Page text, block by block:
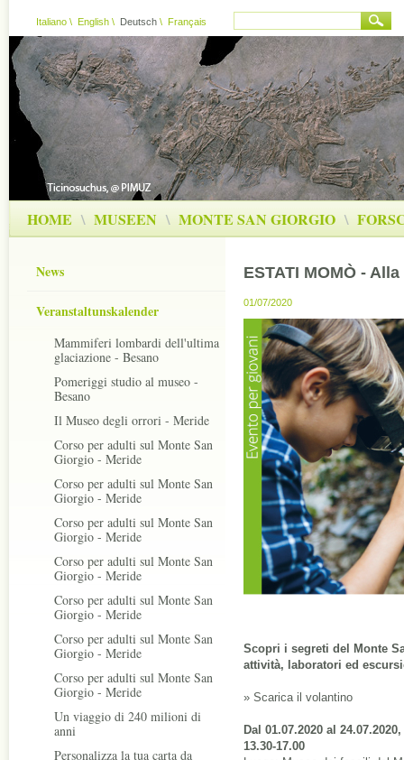
Italiano \ English \ Deutsch \ Français
HOME \ MUSEEN \ MONTE SAN GIORGIO \
News
Veranstaltunskalender
Mammiferi lombardi dell'ultima
glaciazione - Besano
Pomeriggi studio al museo -
Besano
Il Museo degli orrori - Meride
Corso per adulti sul Monte San
Giorgio - Meride
Corso per adulti sul Monte San
Giorgio - Meride
Corso per adulti sul Monte San
Giorgio - Meride
Corso per adulti sul Monte San
Giorgio - Meride
Corso per adulti sul Monte San
Giorgio - Meride
Corso per adulti sul Monte San
Giorgio - Meride
Corso per adulti sul Monte San
Giorgio - Meride
Un viaggio di 240 milioni di
anni
Personalizza la tua carta da
ESTATI MOMÒ -
01/07/2020
Scopri i segreti del Monte
attività, laboratori ed
» Scarica il volantino
Dal 01.07.2020 al 24.07.2020,
13.30-17.00